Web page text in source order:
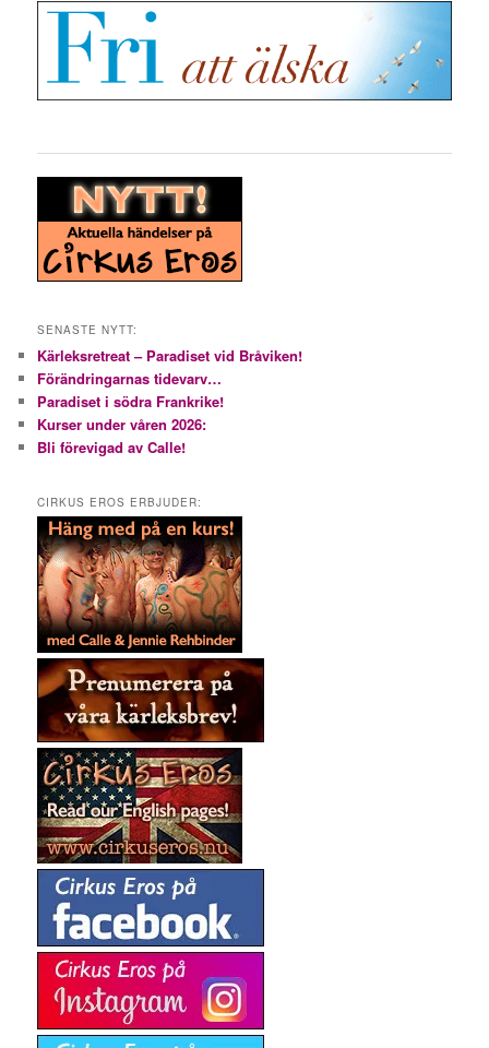
SENASTE NYTT:
Kärleksretreat – Paradiset vid Bråviken!
Förändringarnas tidevarv…
Paradiset i södra Frankrike!
Kurser under våren 2026:
Bli förevigad av Calle!
CIRKUS EROS ERBJUDER: